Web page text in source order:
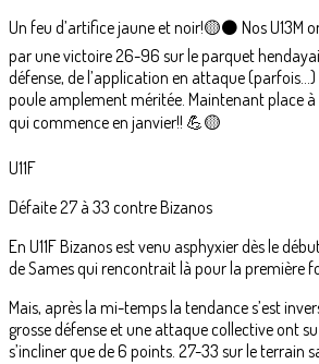
Un feu d’artifice jaune et noir!🟡⚫ Nos U13M
par une victoire 26-96 sur le parquet
défense, de l’application en attaque (parfois…)
poule amplement méritée. Maintenant place
qui commence en janvier!! 💪🟡
U11F
Défaite 27 à 33 contre Bizanos
En U11F Bizanos est venu asphyxier dès le
de Sames qui rencontrait là pour la première
Mais, après la mi-temps la tendance s’est
grosse défense et une attaque collective ont
s’incliner que de 6 points. 27-33 sur le terrain